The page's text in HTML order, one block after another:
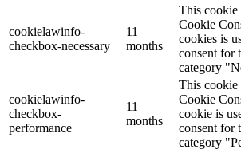
cookielawinfo-
checkbox-necessary
11
months
This cookie
Cookie
cookies is
consent for
category
cookielawinfo-
checkbox-
performance
11
months
This cookie
Cookie
cookie is
consent for
category